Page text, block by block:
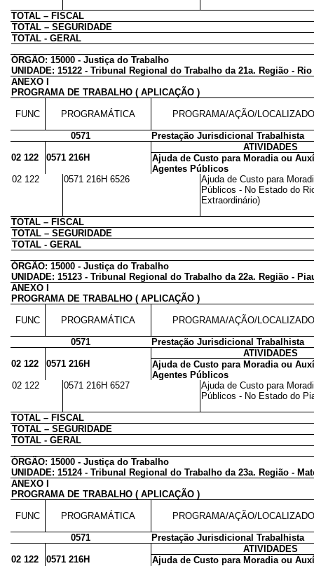
TOTAL – FISCAL
TOTAL – SEGURIDADE
TOTAL - GERAL
ÓRGÃO: 15000 - Justiça do Trabalho
UNIDADE: 15122 - Tribunal Regional do Trabalho da 21a. Região -
ANEXO I
PROGRAMA DE TRABALHO ( APLICAÇÃO )
FUNC PROGRAMÁTICA PROGRAMA/AÇÃO/
0571
Prestação Jurisdicional Trabalhista
ATIVIDADES
02 122
0571 216H
Ajuda de Custo para Moradia ou
Agentes Públicos
02 122
0571 216H 6526
Ajuda de Custo para
Públicos - No Estado do
Extraordinário)
TOTAL – FISCAL
TOTAL – SEGURIDADE
TOTAL - GERAL
ÓRGÃO: 15000 - Justiça do Trabalho
UNIDADE: 15123 - Tribunal Regional do Trabalho da 22a. Região -
ANEXO I
PROGRAMA DE TRABALHO ( APLICAÇÃO )
FUNC PROGRAMÁTICA PROGRAMA/AÇÃO/
0571
Prestação Jurisdicional Trabalhista
ATIVIDADES
02 122
0571 216H
Ajuda de Custo para Moradia ou
Agentes Públicos
02 122
0571 216H 6527
Ajuda de Custo para
Públicos - No Estado do
TOTAL – FISCAL
TOTAL – SEGURIDADE
TOTAL - GERAL
ÓRGÃO: 15000 - Justiça do Trabalho
UNIDADE: 15124 - Tribunal Regional do Trabalho da 23a. Região -
ANEXO I
PROGRAMA DE TRABALHO ( APLICAÇÃO )
FUNC PROGRAMÁTICA PROGRAMA/AÇÃO/
0571
Prestação Jurisdicional Trabalhista
ATIVIDADES
02 122
0571 216H
Ajuda de Custo para Moradia ou